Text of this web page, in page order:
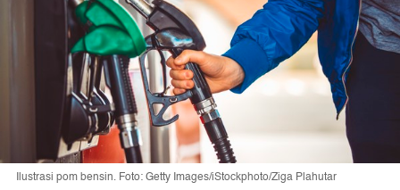
Ilustrasi pom bensin. Foto: Getty Images/iStockphoto/Ziga Plahutar